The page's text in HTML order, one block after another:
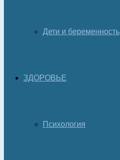
Дети и беременность
ЗДОРОВЬЕ
Психология